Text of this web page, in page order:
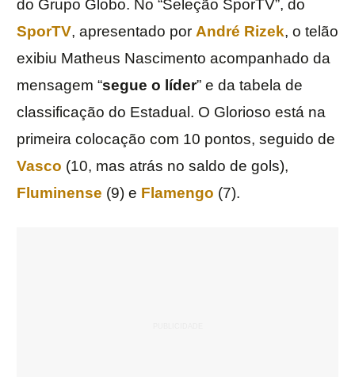
do Grupo Globo. No “Seleção SporTV”, do
SporTV, apresentado por André Rizek, o telão
exibiu Matheus Nascimento acompanhado da
mensagem “segue o líder” e da tabela de
classificação do Estadual. O Glorioso está na
primeira colocação com 10 pontos, seguido de
Vasco (10, mas atrás no saldo de gols),
Fluminense (9) e Flamengo (7).